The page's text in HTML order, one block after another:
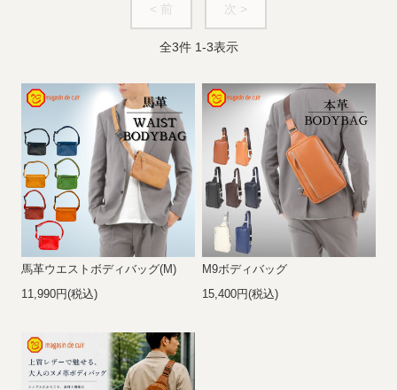
< 前 次 >
全3件 1-3表示
馬革ウエストボディバッグ(M)
11,990円(税込)
M9ボディバッグ
15,400円(税込)